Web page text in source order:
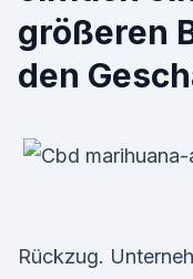
größeren
den
Rückzug.